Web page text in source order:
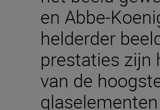
en Abbe-
helderder
prestaties zijn
van de